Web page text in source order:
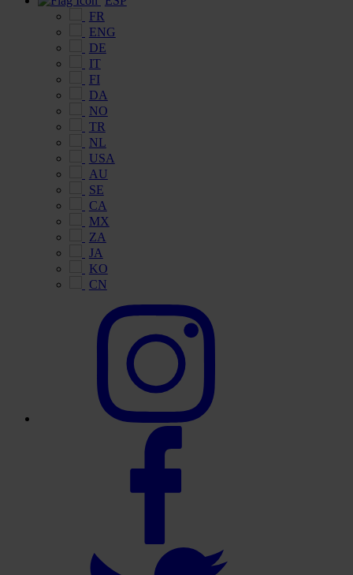
FR
ENG
DE
IT
FI
DA
NO
TR
NL
USA
AU
SE
CA
MX
ZA
JA
KO
CN